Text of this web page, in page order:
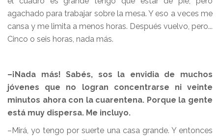
agachado para trabajar sobre la mesa. Y eso a veces me
cansa y me limita a menos horas. Después vuelvo, pero...
Cinco o seis horas, nada más.
–¡Nada más! Sabés, sos la envidia de muchos
jóvenes que no logran concentrarse ni veinte
minutos ahora con la cuarentena. Porque la gente
está muy dispersa. Me incluyo.
–Mirá, yo tengo por suerte una casa grande. Y entonces